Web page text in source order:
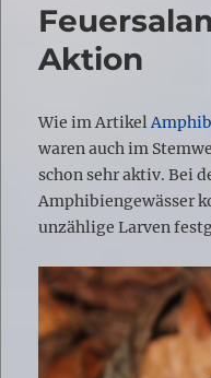
Aktion
Wie im Artikel
waren auch im
schon sehr aktiv. Bei
Amphibiengewässer
unzählige Larven